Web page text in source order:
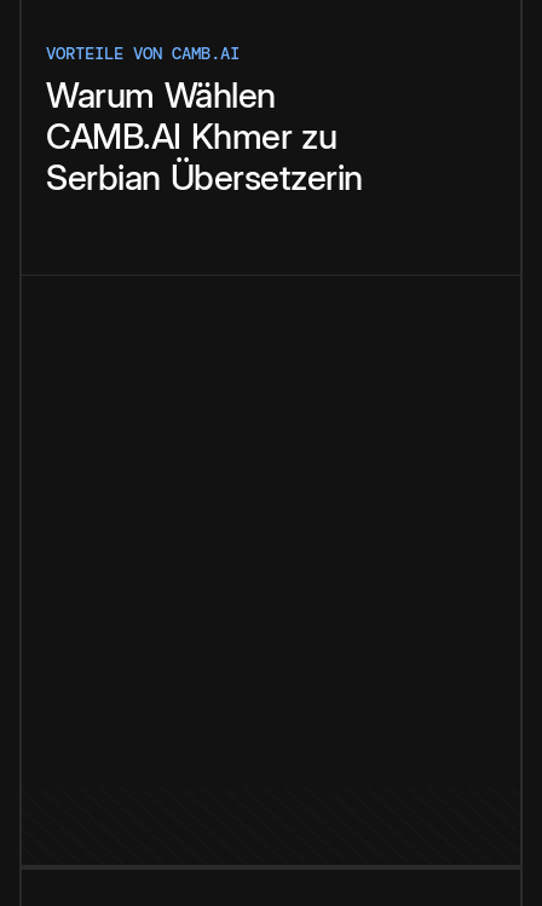
VORTEILE VON CAMB.AI
Warum Wählen
CAMB.AI Khmer zu
Serbian Übersetzerin